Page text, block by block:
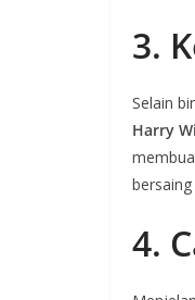
3.
Selain
Harry
4.